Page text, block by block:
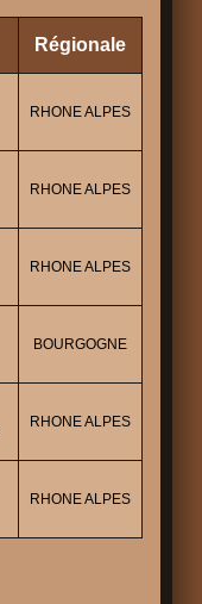
Régionale
RHONE ALPES
RHONE ALPES
RHONE ALPES
BOURGOGNE
RHONE ALPES
RHONE ALPES